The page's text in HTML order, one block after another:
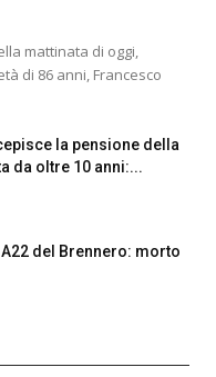
mattinata di oggi,
di 86 anni, Francesco
la pensione della
da oltre 10 anni:...
A22 del Brennero: morto